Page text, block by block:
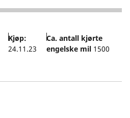
Kjøp:
24.11.23
Ca. antall kjørte
engelske mil 1500